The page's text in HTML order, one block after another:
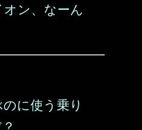
ン、なーん
に使う乗り